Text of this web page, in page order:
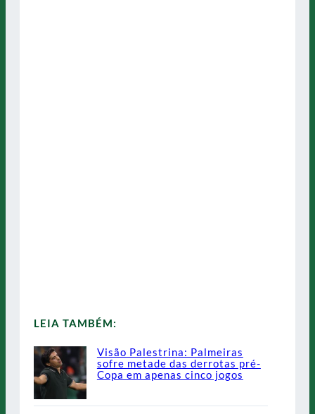
LEIA TAMBÉM:
Visão Palestrina: Palmeiras
sofre metade das derrotas pré-
Copa em apenas cinco jogos